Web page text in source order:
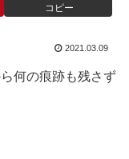
コピー
2021.03.09
何の痕跡も残さず